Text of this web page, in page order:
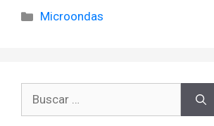
Categorías
Microondas